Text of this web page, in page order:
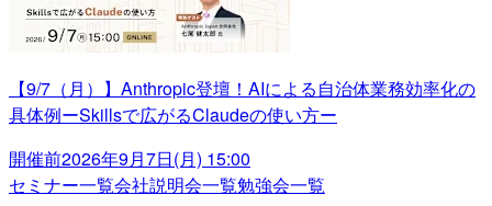
【9/7（月）】Anthropic登壇！AIによる自治体業務効率化の
具体例ーSkillsで広がるClaudeの使い方ー
開催前2026年9月7日(月) 15:00
セミナー一覧会社説明会一覧勉強会一覧